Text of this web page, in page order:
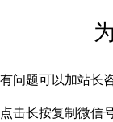
有问题可以加站长
点击长按复制微信